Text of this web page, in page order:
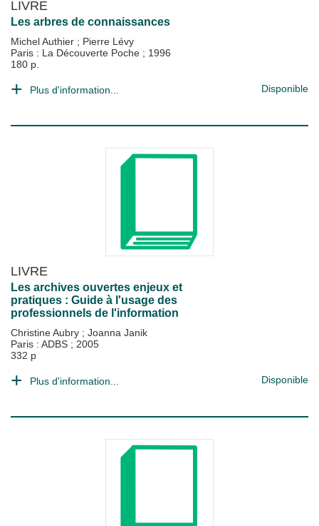
LIVRE
Les arbres de connaissances
Michel Authier ; Pierre Lévy
Paris : La Découverte Poche ; 1996
180 p.
Plus d'information... Disponible
LIVRE
Les archives ouvertes enjeux et
pratiques : Guide à l'usage des
professionnels de l'information
Christine Aubry ; Joanna Janik
Paris : ADBS ; 2005
332 p
Plus d'information... Disponible